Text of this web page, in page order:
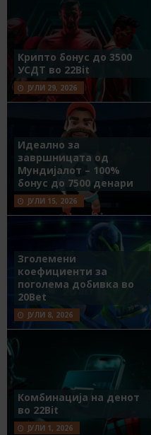
Крипто бонус до 3500
УСДТ во 22Bit
ЈУЛИ 29, 2026
Идеално за
завршницата од
Мундијалот – 100%
бонус до 7500 денари
ЈУЛИ 15, 2026
Зголемени
коефициенти за
поголема добивка во
20Bet
ЈУЛИ 8, 2026
Комбинација на денот
во 22Bit
ЈУЛИ 1, 2026